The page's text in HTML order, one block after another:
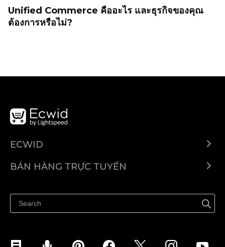
Unified Commerce คืออะไร และธุรกิจของคุณ
ต้องการหรือไม่?
ECWID
Trung tâm trợ giúp
BÁN HÀNG TRỰC TUYẾN
Quảng bá ở bất cứ đâu
Kiểm soát mọi thứ